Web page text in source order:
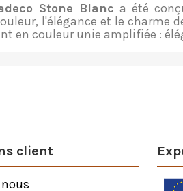
Stone Blanc a été
l'élégance et le
en couleur unie amplifiée :
client
nous